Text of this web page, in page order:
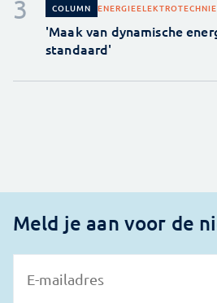
COLUMN ENERGIE
'Maak van dynamische
standaard'
Meld je aan voor de